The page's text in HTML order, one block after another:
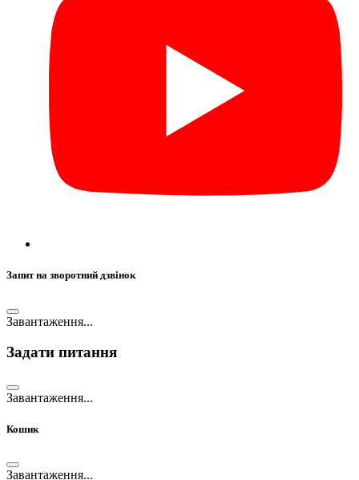
Запит на зворотний дзвінок
Завантаження...
Задати питання
Завантаження...
Кошик
Завантаження...